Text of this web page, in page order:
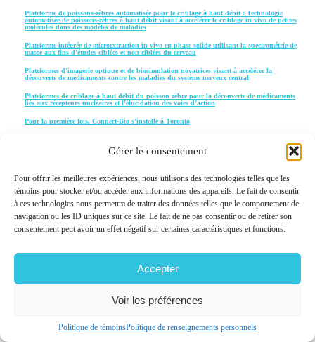
Gérer le consentement
Pour offrir les meilleures expériences, nous utilisons des technologies telles que les
témoins pour stocker et/ou accéder aux informations des appareils. Le fait de consentir
à ces technologies nous permettra de traiter des données telles que le comportement de
navigation ou les ID uniques sur ce site. Le fait de ne pas consentir ou de retirer son
consentement peut avoir un effet négatif sur certaines caractéristiques et fonctions.
Accepter
Voir les préférences
Politique de témoinsPolitique de renseignements personnels
Plateforme de poissons-zèbres automatisée pour le criblage à haut débit : Technologie
automatisée de poissons-zèbres à haut débit visant à accélérer le criblage in vivo de petites
molécules dans des modèles de maladies
Plateforme intégrée de microextraction in vivo en phase solide utilisant la spectrométrie de
masse aux fins d’études ciblées et non ciblées du cerveau
Plateformes d’imagerie optique et de biosimulation novatrices visant à accélérer la
découverte de médicaments contre les maladies du système nerveux central
Plateformes de criblage à haut débit du poisson zèbre pour la découverte de médicaments
liés aux récepteurs nucléaires et l’élucidation des voies d’action
Pour la première fois, Connect-Bio s’installe à Toronto
PRIX ADRIQ 2022 – Toutes nos félicitations à Steven LaPlante de l’INRS et Recherche et
Solutions NMX, récipiendaires du Prix Regroupements sectoriels de recherche industrielle
(RSRI) présenté par le CQDM !
PRIX ADRIQ* 2021 – Le CQDM félicite Feldan Therapeutics qui reçoit le Prix
regroupements sectoriels de recherche industrielle (RSRI) de l’ADRIQ 2021
Prix Innovation ADRIQ 2023: CQDM félicite Theratechnologies et le professeur Borhane
PulmoBind : un biomarqueur pour diagnostiquer l’hypertension pulmonaire
PulmoBind : un marqueur non invasif pour le diagnostic précoce des patients atteints